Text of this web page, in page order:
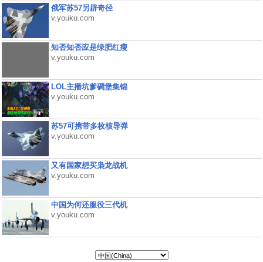
俄军苏57另辟奇径
v.youku.com
知否知否应是绿肥红瘦
v.youku.com
LOL主播坑爹碉堡集锦
v.youku.com
苏57可携带多枚核导弹
v.youku.com
又有国家想买枭龙战机
v.youku.com
中国为何还服役三代机
v.youku.com